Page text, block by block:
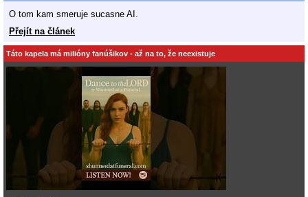
O tom kam smeruje sucasne AI.
Přejít na článek
Táto kapela má milióny fanúšikov - až na to, že neexistuje